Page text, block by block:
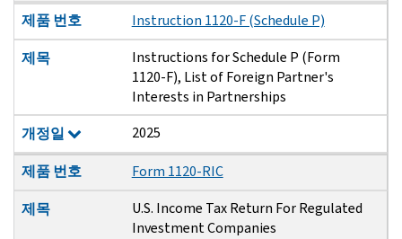
제품 번호
Instruction 1120-F (Schedule P)
제목
Instructions for Schedule P (Form
1120-F), List of Foreign Partner's
Interests in Partnerships
개정일
2025
제품 번호
Form 1120-RIC
제목
U.S. Income Tax Return For Regulated
Investment Companies